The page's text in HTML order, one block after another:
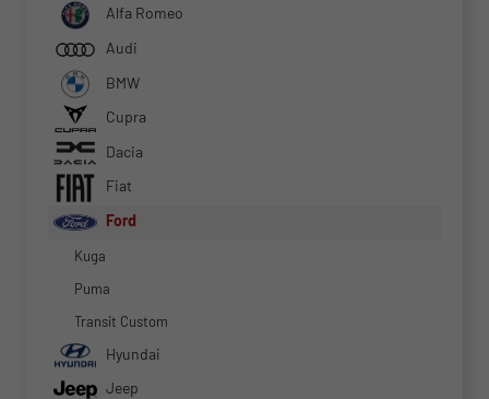
Alfa Romeo
Audi
BMW
Cupra
Dacia
Fiat
Ford
Kuga
Puma
Transit Custom
Hyundai
Jeep